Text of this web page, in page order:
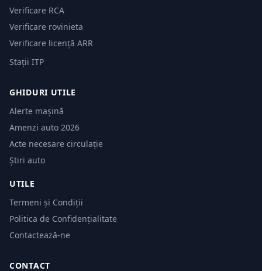
Verificare RCA
Verificare rovinieta
Verificare licență ARR
Stații ITP
GHIDURI UTILE
Alerte mașină
Amenzi auto 2026
Acte necesare circulație
Știri auto
UTILE
Termeni și Condiții
Politica de Confidențialitate
Contactează-ne
CONTACT